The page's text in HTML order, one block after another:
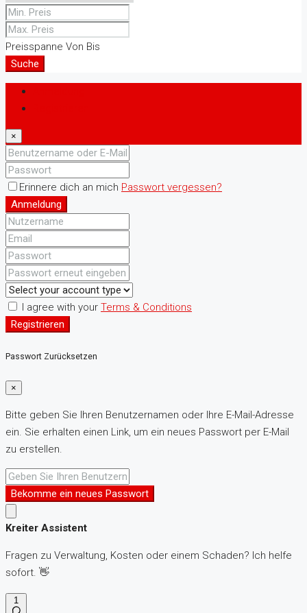
Preisspanne Von Bis
Suche
×
Erinnere dich an mich Passwort vergessen?
Anmeldung
I agree with your Terms & Conditions
Registrieren
Passwort Zurücksetzen
×
Bitte geben Sie Ihren Benutzernamen oder Ihre E-Mail-Adresse
ein. Sie erhalten einen Link, um ein neues Passwort per E-Mail
zu erstellen.
Bekomme ein neues Passwort
Kreiter Assistent
Fragen zu Verwaltung, Kosten oder einem Schaden? Ich helfe
sofort. 👋
1